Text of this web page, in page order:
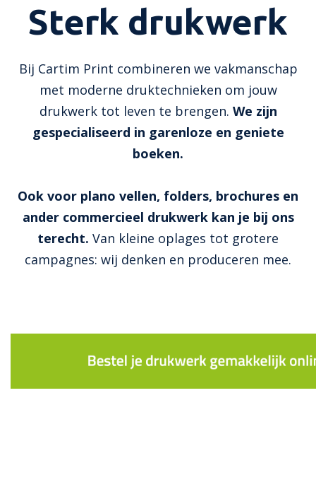
Sterk drukwerk
Bij Cartim Print combineren we vakmanschap
met moderne druktechnieken om jouw
drukwerk tot leven te brengen. We zijn
gespecialiseerd in garenloze en geniete
boeken.
Ook voor plano vellen, folders, brochures en
ander commercieel drukwerk kan je bij ons
terecht. Van kleine oplages tot grotere
campagnes: wij denken en produceren mee.